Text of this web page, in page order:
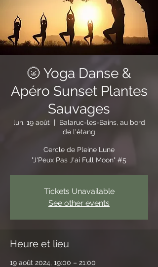
🌝 Yoga Danse &
Apéro Sunset Plantes
Sauvages
lun. 19 août
  |
Balaruc-les-Bains, au bord
de l'étang
Cercle de Pleine Lune
"J'Peux Pas J'ai Full Moon" #5
Tickets Unavailable
See other events
Heure et lieu
19 août 2024, 19:00 – 21:00